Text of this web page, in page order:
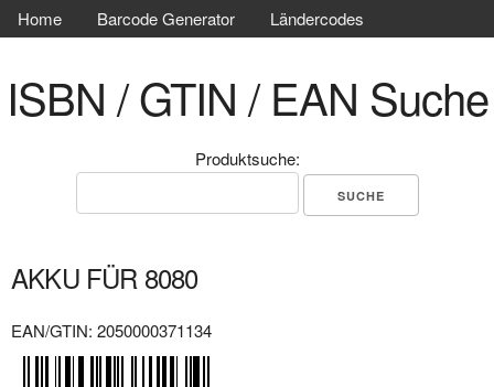
Home Barcode Generator Ländercodes
ISBN / GTIN / EAN Suche
Produktsuche:
AKKU FÜR 8080
EAN/GTIN: 2050000371134